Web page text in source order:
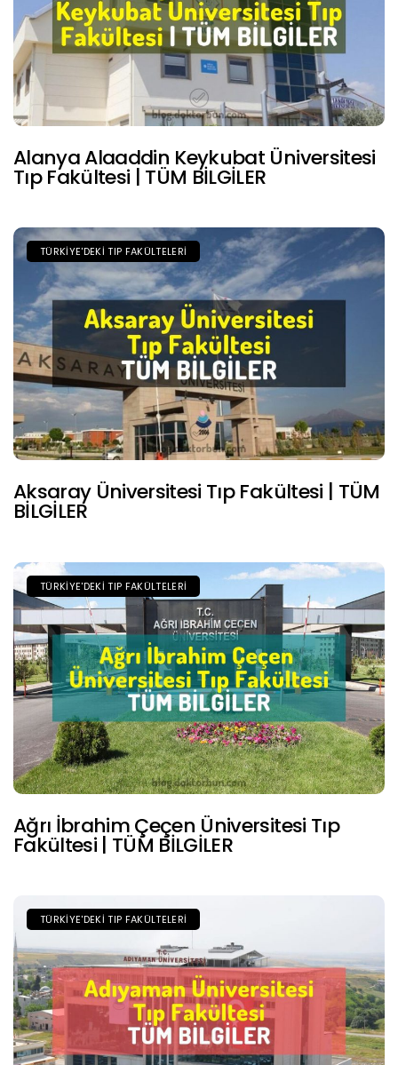
Alanya Alaaddin Keykubat Üniversitesi
Tıp Fakültesi | TÜM BİLGİLER
TÜRKIYE'DEKI TIP FAKÜLTELERI
Aksaray Üniversitesi Tıp Fakültesi | TÜM
BİLGİLER
TÜRKIYE'DEKI TIP FAKÜLTELERI
Ağrı İbrahim Çeçen Üniversitesi Tıp
Fakültesi | TÜM BİLGİLER
TÜRKIYE'DEKI TIP FAKÜLTELERI